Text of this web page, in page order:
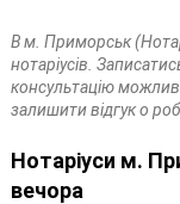
В м. Приморськ
нотаріусів.
консультацію
залишити відгук о
Нотаріуси м.
вечора